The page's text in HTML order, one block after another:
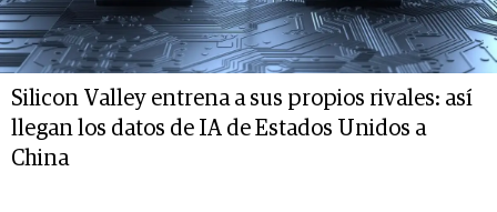
Silicon Valley entrena a sus propios rivales: así
llegan los datos de IA de Estados Unidos a
China